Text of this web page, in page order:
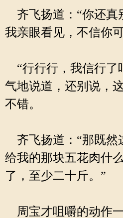
齐飞扬道：“你还真
我亲眼看见，不信你
“行行行，我信行了
气地说道，还别说，
不错。
齐飞扬道：“那既然
给我的那块五花肉什
了，至少二十斤。”
周宝才咀嚼的动作